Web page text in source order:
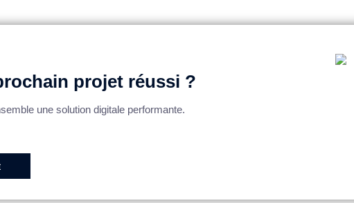
projet réussi ?
une solution digitale performante.